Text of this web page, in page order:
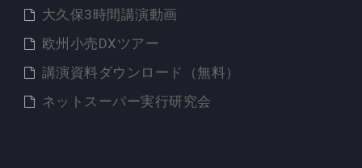
大久保3時間講演動画
欧州小売DXツアー
講演資料ダウンロード（無料）
ネットスーパー実行研究会